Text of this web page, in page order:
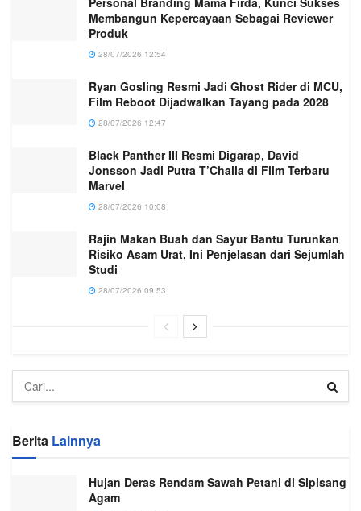
Membangun Kepercayaan Sebagai Reviewer
Produk
28/07/2026 12:54
Ryan Gosling Resmi Jadi Ghost Rider di MCU,
Film Reboot Dijadwalkan Tayang pada 2028
28/07/2026 12:47
Black Panther III Resmi Digarap, David
Jonsson Jadi Putra T’Challa di Film Terbaru
Marvel
28/07/2026 10:08
Rajin Makan Buah dan Sayur Bantu Turunkan
Risiko Asam Urat, Ini Penjelasan dari Sejumlah
Studi
28/07/2026 09:53
Berita Lainnya
Hujan Deras Rendam Sawah Petani di Sipisang
Agam